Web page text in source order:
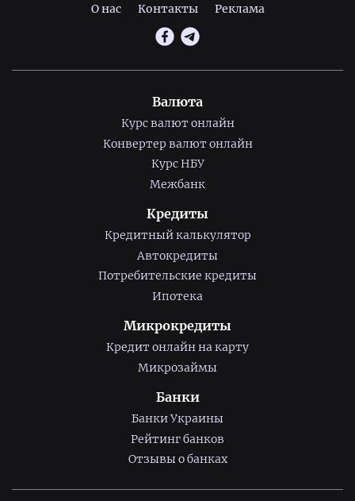
О нас Контакты Реклама
Валюта
Курс валют онлайн
Конвертер валют онлайн
Курс НБУ
Межбанк
Кредиты
Кредитный калькулятор
Автокредиты
Потребительские кредиты
Ипотека
Микрокредиты
Кредит онлайн на карту
Микрозаймы
Банки
Банки Украины
Рейтинг банков
Отзывы о банках